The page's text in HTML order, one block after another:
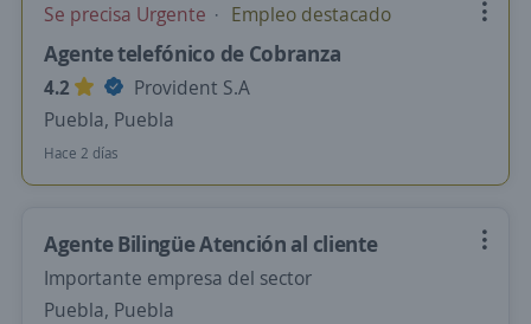
Se precisa Urgente Empleo destacado
Agente telefónico de Cobranza
4.2
Provident S.A
Puebla, Puebla
Hace 2 días
Agente Bilingüe Atención al cliente
Importante empresa del sector
Puebla, Puebla